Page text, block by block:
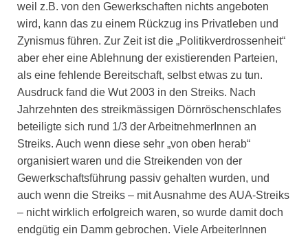
weil z.B. von den Gewerkschaften nichts angeboten
wird, kann das zu einem Rückzug ins Privatleben und
Zynismus führen. Zur Zeit ist die „Politikverdrossenheit“
aber eher eine Ablehnung der existierenden Parteien,
als eine fehlende Bereitschaft, selbst etwas zu tun.
Ausdruck fand die Wut 2003 in den Streiks. Nach
Jahrzehnten des streikmässigen Dörnröschenschlafes
beteiligte sich rund 1/3 der ArbeitnehmerInnen an
Streiks. Auch wenn diese sehr „von oben herab“
organisiert waren und die Streikenden von der
Gewerkschaftsführung passiv gehalten wurden, und
auch wenn die Streiks – mit Ausnahme des AUA-Streiks
– nicht wirklich erfolgreich waren, so wurde damit doch
endgütig ein Damm gebrochen. Viele ArbeiterInnen